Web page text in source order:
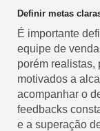
Definir metas
É importante
equipe de
porém realistas,
motivados a
acompanhar o
feedbacks
e a superação